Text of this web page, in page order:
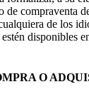
de compraventa
de los
disponibles
O